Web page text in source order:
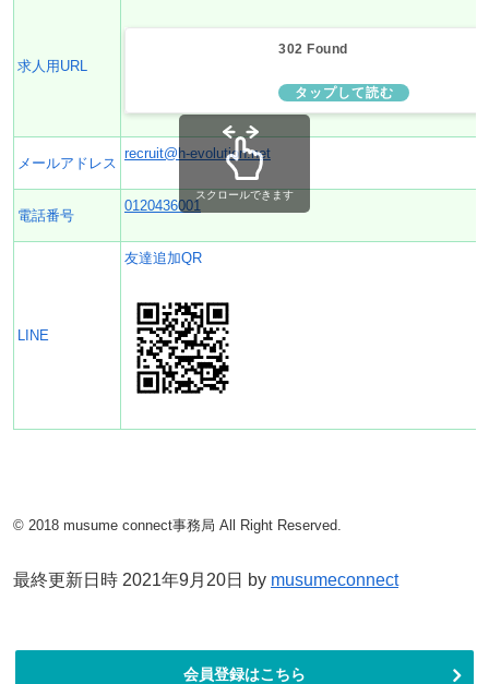
求人用URL
302 Found
メールアドレス
recruit@h-evolution.net
電話番号
0120436001
LINE
友達追加QR
スクロールできます
© 2018 musume connect事務局 All Right Reserved.
最終更新日時 2021年9月20日 by musumeconnect
会員登録はこちら